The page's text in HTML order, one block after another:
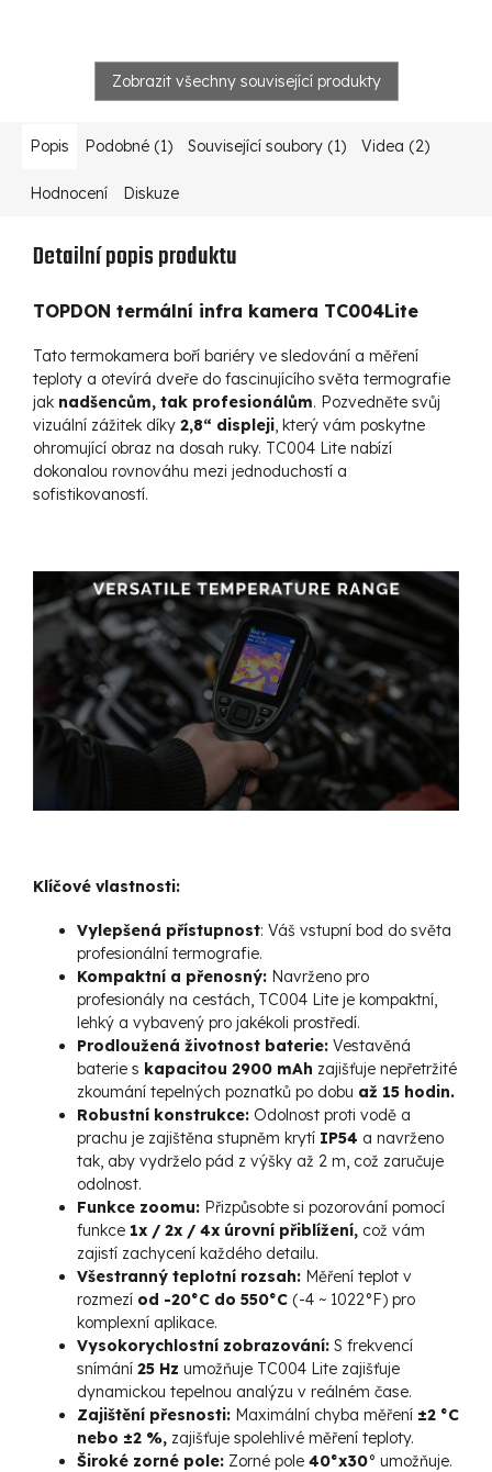
Zobrazit všechny související produkty
Popis Podobné (1) Související soubory (1) Videa (2)
Hodnocení Diskuze
Detailní popis produktu
TOPDON termální infra kamera TC004Lite
Tato termokamera boří bariéry ve sledování a měření
teploty a otevírá dveře do fascinujícího světa termografie
jak nadšencům, tak profesionálům. Pozvedněte svůj
vizuální zážitek díky 2,8“ displeji, který vám poskytne
ohromující obraz na dosah ruky. TC004 Lite nabízí
dokonalou rovnováhu mezi jednoduchostí a
sofistikovaností.
Klíčové vlastnosti:
Vylepšená přístupnost: Váš vstupní bod do světa
profesionální termografie.
Kompaktní a přenosný: Navrženo pro
profesionály na cestách, TC004 Lite je kompaktní,
lehký a vybavený pro jakékoli prostředí.
Prodloužená životnost baterie: Vestavěná
baterie s kapacitou 2900 mAh zajišťuje nepřetržité
zkoumání tepelných poznatků po dobu až 15 hodin.
Robustní konstrukce: Odolnost proti vodě a
prachu je zajištěna stupněm krytí IP54 a navrženo
tak, aby vydrželo pád z výšky až 2 m, což zaručuje
odolnost.
Funkce zoomu: Přizpůsobte si pozorování pomocí
funkce 1x / 2x / 4x úrovní přiblížení, což vám
zajistí zachycení každého detailu.
Všestranný teplotní rozsah: Měření teplot v
rozmezí od -20°C do 550°C (-4 ~ 1022°F) pro
komplexní aplikace.
Vysokorychlostní zobrazování: S frekvencí
snímání 25 Hz umožňuje TC004 Lite zajišťuje
dynamickou tepelnou analýzu v reálném čase.
Zajištění přesnosti: Maximální chyba měření ±2 °C
nebo ±2 %, zajišťuje spolehlivé měření teploty.
Široké zorné pole: Zorné pole 40°x30° umožňuje.